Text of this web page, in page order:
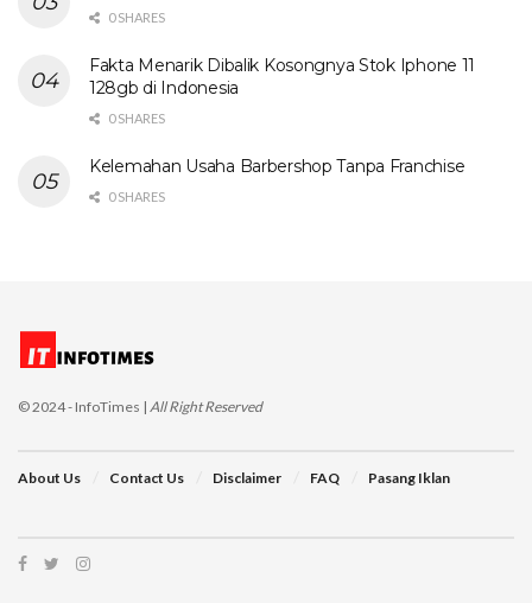
0 SHARES
Fakta Menarik Dibalik Kosongnya Stok Iphone 11
128gb di Indonesia
0 SHARES
Kelemahan Usaha Barbershop Tanpa Franchise
0 SHARES
© 2024 - InfoTimes | All Right Reserved
About Us Contact Us Disclaimer FAQ Pasang Iklan